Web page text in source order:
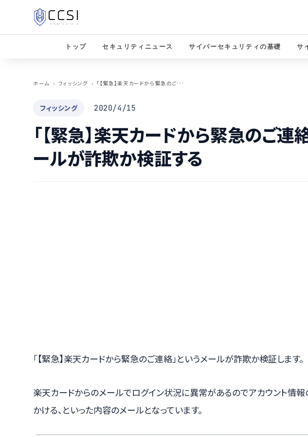
トップ セキュリティニュース サイバーセキュリティの基礎 サ
ホーム
フィッシング 「
【緊急】楽天カードから緊急のご連絡」というメールが詐欺か検証する
フィッシング 2020/4/15
「【緊急】楽天カードから緊急のご連
ールが詐欺か検証する
「【緊急】楽天カードから緊急のご連絡」というメールが詐欺か検証します。
楽天カードからのメールでログイン状況に異常があるのでアカウント情
かける、といった内容のメールとなっています。